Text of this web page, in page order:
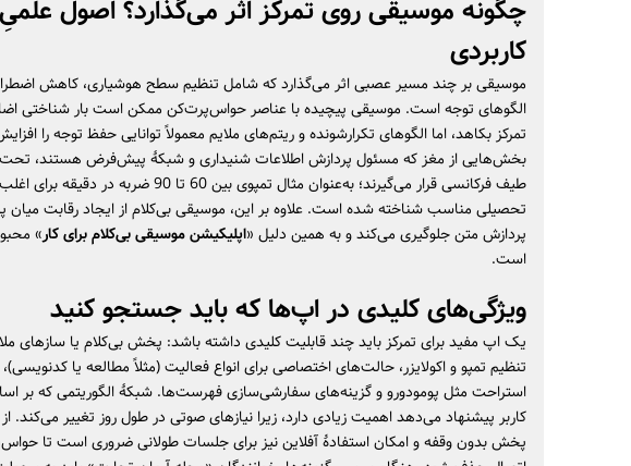
چگونه موسیقی روی تمرکز اثر می‌گذارد؟ اصول علمیِ
کاربردی
موسیقی بر چند مسیر عصبی اثر می‌گذارد که شامل تنظیم سطح هوشیاری، کاهش
الگوهای توجه است. موسیقی پیچیده با عناصر حواس‌پرت‌کن ممکن است بار شناختی
تمرکز بکاهد، اما الگوهای تکرارشونده و ریتم‌های ملایم معمولاً توانایی حفظ توجه را
بخش‌هایی از مغز که مسئول پردازش اطلاعات شنیداری و شبکهٔ پیش‌فرض هستند، تحت
طیف فرکانسی قرار می‌گیرند؛ به‌عنوان مثال تمپوی بین 60 تا 90
تحصیلی مناسب شناخته شده است. علاوه بر این، موسیقی بی‌کلام از ایجاد رقابت میان
پردازش متن جلوگیری می‌کند و به همین دلیل «اپلیکیشن موسیقی بی‌کلام برای کار»
است.
ویژگی‌های کلیدی در اپ‌ها که باید جستجو کنید
یک اپ مفید برای تمرکز باید چند قابلیت کلیدی داشته باشد: پخش بی‌کلام یا سازهای
تنظیم تمپو و اکولایزر، حالت‌های اختصاصی برای انواع فعالیت (مثلاً مطالعه یا
استراحت مثل پومودورو و گزینه‌های سفارشی‌سازی فهرست‌ها. شبکهٔ الگوریتمی که بر
کاربر پیشنهاد می‌دهد اهمیت زیادی دارد، زیرا نیازهای صوتی در طول روز تغییر می‌کند.
پخش بدون وقفه و امکان استفادهٔ آفلاین نیز برای جلسات طولانی ضروری است تا